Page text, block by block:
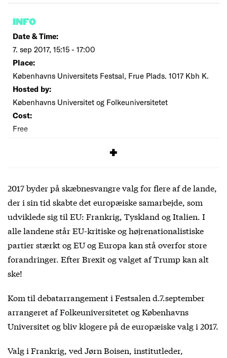
INFO
Date & Time:
7. sep 2017, 15:15 - 17:00
Place:
Københavns Universitets Festsal, Frue Plads. 1017 Kbh K.
Hosted by:
Københavns Universitet og Folkeuniversitetet
Cost:
Free
2017 byder på skæbnesvangre valg for flere af de lande,
der i sin tid skabte det europæiske samarbejde, som
udviklede sig til EU: Frankrig, Tyskland og Italien. I
alle landene står EU-kritiske og højrenationalistiske
partier stærkt og EU og Europa kan stå overfor store
forandringer. Efter Brexit og valget af Trump kan alt
ske!
Kom til debatarrangement i Festsalen d.7.september
arrangeret afFolkeuniversitetetog Københavns
Universitet og bliv klogere på de europæiske valg i 2017.
Valg i Frankrig, ved Jørn Boisen, institutleder,